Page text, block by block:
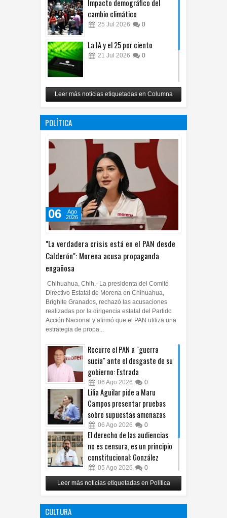
Impacto demográfico del
cambio climático
25 Jul 2026 0
La IA y el 25 por ciento
21 Jul 2026 0
Carlos Monsiváis
12 Jul 2026 0
Leer más noticias etiquetadas en Columna
POLÍTICA
"La verdadera crisis está en el PAN desde
Calderón": Morena acusa propaganda
engañosa
06
Ago
2026
Chihuahua, Chih.- La presidenta del Comité
Directivo Estatal de Morena en Chihuahua,
Brighite Granados, rechazó las acusaciones
realizadas por la dirigencia estatal del Partido
Acción Nacional y afirmó que el PAN utiliza una
estrategia de propa...
Recurre el PAN a "guerra
sucia" ante el desgaste de su
gobierno: Estrada
06 Ago 2026 0
Lilia Aguilar pide a Maru
Campos presentar pruebas
sobre supuestas amenazas
06 Ago 2026 0
El derecho de las audiencias
no es censura, es un principio
constitucional: González
05 Ago 2026 0
Relanza Villalobos programa
de afiliación del PRI en
Leer más noticias etiquetadas en Política
CULTURA